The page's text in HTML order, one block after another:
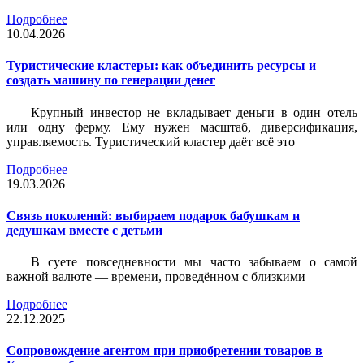
Подробнее
10.04.2026
Туристические кластеры: как объединить ресурсы и
создать машину по генерации денег
Крупный инвестор не вкладывает деньги в один отель
или одну ферму. Ему нужен масштаб, диверсификация,
управляемость. Туристический кластер даёт всё это
Подробнее
19.03.2026
Связь поколений: выбираем подарок бабушкам и
дедушкам вместе с детьми
В суете повседневности мы часто забываем о самой
важной валюте — времени, проведённом с близкими
Подробнее
22.12.2025
Сопровождение агентом при приобретении товаров в